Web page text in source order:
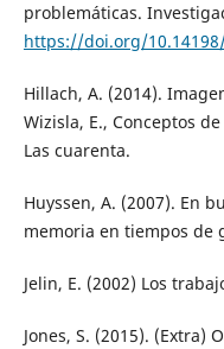
problemáticas.
https://doi.org/
Hillach, A. (2014).
Wizisla, E., Conceptos
Las cuarenta.
Huyssen, A. (2007). En
memoria en tiempos de
Jelin, E. (2002) Los
Jones, S. (2015). (Extra)